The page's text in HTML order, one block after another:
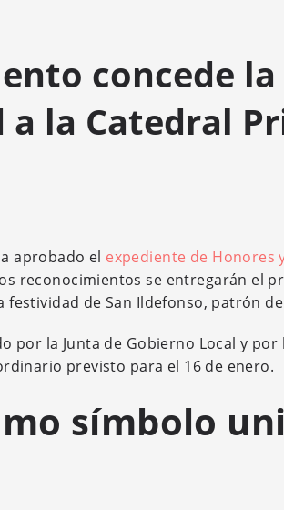
concede
a la Catedral
aprobado el expediente de Honores
reconocimientos se entregarán el
festividad de San Ildefonso, patrón
por la Junta de Gobierno Local y
previsto para el 16 de enero.
símbolo